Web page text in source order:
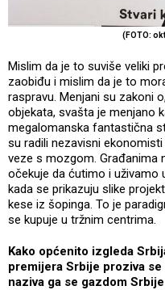
(FOTO:
Mislim da je to suviše veliki
zaobiđu i mislim da je to
raspravu. Menjani su zakoni
objekata, svašta je menjano
megalomanska fantastična
su radili nezavisni
veze s mozgom. Građanima
očekuje da ćutimo i uživamo
kada se prikazuju slike
kese iz šopinga. To je
se kupuje u tržnim centrima.
Kako općenito izgleda
premijera Srbije proziva
naziva ga se gazdom